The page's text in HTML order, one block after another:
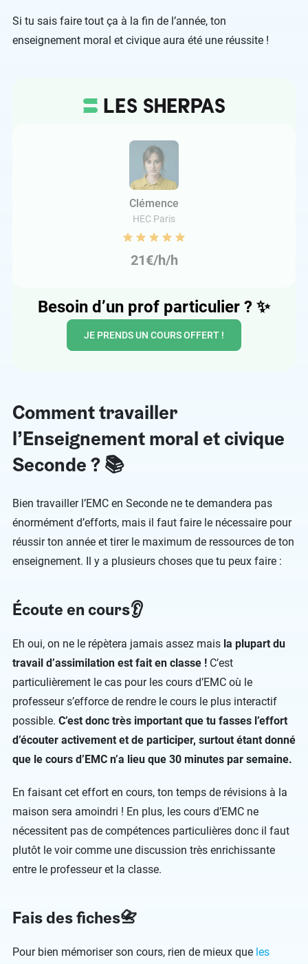
Si tu sais faire tout ça à la fin de l’année, ton
enseignement moral et civique aura été une réussite !
Clémence
HEC Paris
21€/h/h
Besoin d’un prof particulier ? ✨
JE PRENDS UN COURS OFFERT !
Comment travailler
l’Enseignement moral et civique
Seconde ? 📚
Bien travailler l’EMC en Seconde ne te demandera pas
énormément d’efforts, mais il faut faire le nécessaire pour
réussir ton année et tirer le maximum de ressources de ton
enseignement. Il y a plusieurs choses que tu peux faire :
Écoute en cours👂
Eh oui, on ne le répètera jamais assez mais la plupart du
travail d’assimilation est fait en classe ! C’est
particulièrement le cas pour les cours d’EMC où le
professeur s’efforce de rendre le cours le plus interactif
possible. C’est donc très important que tu fasses l’effort
d’écouter activement et de participer, surtout étant donné
que le cours d’EMC n’a lieu que 30 minutes par semaine.
En faisant cet effort en cours, ton temps de révisions à la
maison sera amoindri ! En plus, les cours d’EMC ne
nécessitent pas de compétences particulières donc il faut
plutôt le voir comme une discussion très enrichissante
entre le professeur et la classe.
Fais des fiches📇
Pour bien mémoriser son cours, rien de mieux que les